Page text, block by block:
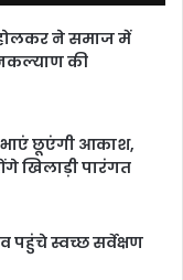
होलकर ने समाज में
की
छूएंगी आकाश,
खिलाड़ी पारंगत
पहुंचे स्वच्छ सर्वेक्षण